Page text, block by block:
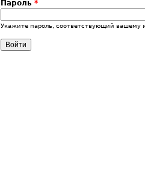
Пароль *
Укажите пароль, соответствующий вашему